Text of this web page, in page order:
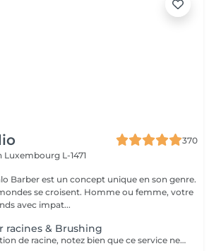
370
Luxembourg L-1471
Barber est un concept unique en son genre.
se croisent. Homme ou femme, votre
avec impat...
racines & Brushing
Service de coloration de racine, notez bien que ce service ne permet pas d‘effectuer d’importants éclaircissements tel qu‘un balayage ou des mèches.